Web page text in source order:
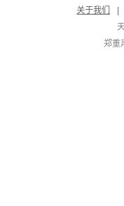
关于我们
郑重